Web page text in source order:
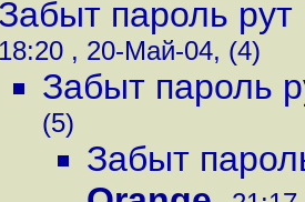
Забыт пароль рут
18:20 , 20-Май-04, (4)
Забыт пароль
(5)
Забыт